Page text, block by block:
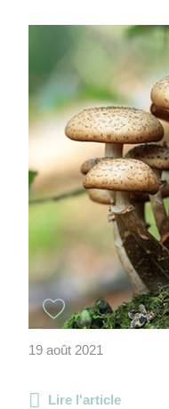
19 août 2021
Lire l'article